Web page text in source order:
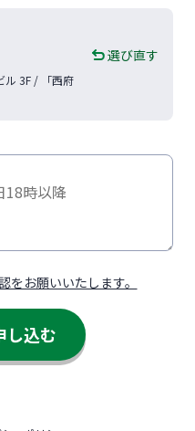
ル 3F / 「西府
選び直す
お願いいたします。
し込む